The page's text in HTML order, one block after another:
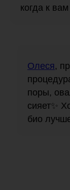
когда к
Олеся,
поры,
сияет✨
био